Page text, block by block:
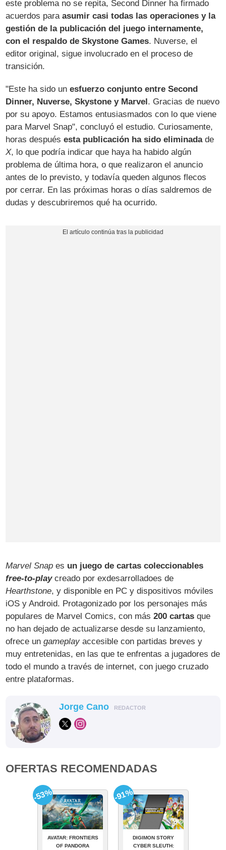
este problema no se repita, Second Dinner ha firmado
acuerdos paraasumir casi todas las operaciones y la
gestión de la publicación del juego internamente,
con el respaldo de Skystone Games. Nuverse, el
editor original, sigue involucrado en el proceso de
transición.
"Este ha sido unesfuerzo conjunto entre Second
Dinner, Nuverse, Skystone y Marvel. Gracias de nuevo
por su apoyo. Estamos entusiasmados con lo que viene
para Marvel Snap", concluyó el estudio. Curiosamente,
horas despuésesta publicación ha sido eliminadade
X, lo que podría indicar que haya ha habido algún
problema de última hora, o que realizaron el anuncio
antes de lo previsto, y todavía queden algunos flecos
por cerrar. En las próximas horas o días saldremos de
dudas y descubriremos qué ha ocurrido.
Marvel Snap es un juego de cartas coleccionables
free-to-playcreado por exdesarrolladoes de
Hearthstone, y disponible en PC y dispositivos móviles
iOS y Android. Protagonizado por los personajes más
populares de Marvel Comics, con más200 cartas que
no han dejado de actualizarse desde su lanzamiento,
ofrece ungameplay accesible con partidas breves y
muy entretenidas, en las que te enfrentas a jugadores de
todo el mundo a través de internet, con juego cruzado
entre plataformas.
Jorge Cano REDACTOR
OFERTAS RECOMENDADAS
AVATAR: FRONTIERS
OF PANDORA
-53%
DIGIMON STORY
CYBER SLEUTH:
-91%